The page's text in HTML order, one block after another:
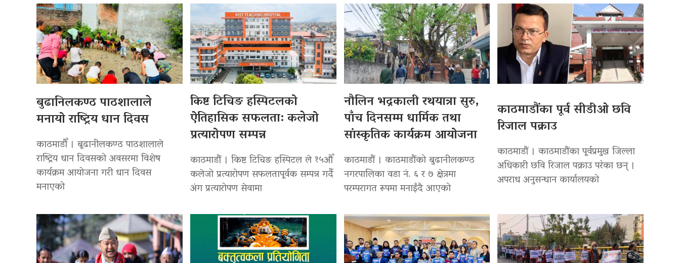
बुढानिलकण्ठ पाठशालाले
मनायो राष्ट्रिय धान दिवस
काठमाडौँ । बूढानीलकण्ठ पाठशालाले
राष्ट्रिय धान दिवसको अवसरमा विशेष
कार्यक्रम आयोजना गरी धान दिवस
मनाएको
किष्ट टिचिङ हस्पिटलको
ऐतिहासिक सफलता: कलेजो
प्रत्यारोपण सम्पन्न
काठमाडौं । किष्ट टिचिङ हस्पिटल ले १५औँ
कलेजो प्रत्यारोपण सफलतापूर्वक सम्पन्न गर्दै
अंग प्रत्यारोपण सेवामा
नौलिन भद्रकाली रथयात्रा सुरु,
पाँच दिनसम्म धार्मिक तथा
सांस्कृतिक कार्यक्रम आयोजना
काठमाडौं । काठमाडौंको बुढानीलकण्ठ
नगरपालिका वडा नं. ६ र ७ क्षेत्रमा
परम्परागत रूपमा मनाइँदै आएको
काठमाडौंका पूर्व सीडीओ छवि
रिजाल पक्राउ
काठमाडौं । काठमाडौंका पूर्वप्रमुख जिल्ला
अधिकारी छवि रिजाल पक्राउ परेका छन् ।
अपराध अनुसन्धान कार्यालयको